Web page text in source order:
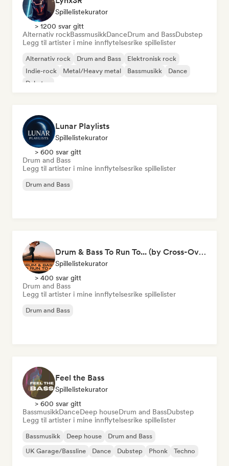
Spillelistekurator
> 1200 svar gitt
Alternativ rockBassmusikkDanceDrum and BassDubstep
Legg til artister i mine innflytelsesrike spillelister
Alternativ rock Drum and Bass
Elektronisk rock
Indie-rock
Metal/Heavy metal Bassmusikk
Dance
Dubstep
Lunar Playlists
Spillelistekurator
> 600 svar gitt
Drum and Bass
Legg til artister i mine innflytelsesrike spillelister
Drum and Bass
Drum & Bass To Run To... (by Cross-Over)
Spillelistekurator
> 400 svar gitt
Drum and Bass
Legg til artister i mine innflytelsesrike spillelister
Drum and Bass
Feel the Bass
Spillelistekurator
> 600 svar gitt
BassmusikkDanceDeep houseDrum and BassDubstep
Legg til artister i mine innflytelsesrike spillelister
Bassmusikk Deep house
Drum and Bass
UK Garage/Bassline
Dance Dubstep Phonk Techno